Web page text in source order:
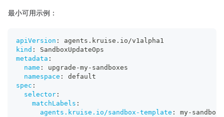
最小可用示例：
apiVersion :
agents.kruise.io/v1alpha1
kind :
SandboxUpdateOps
metadata :
name : upgrade -my- sandboxes
namespace :
default
spec :
selector :
matchLabels :
agents.kruise.io/sandbox-template : my- sandbox